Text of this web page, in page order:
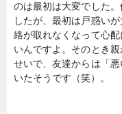
のは最初は大変でした
したが、最初は戸惑い
絡が取れなくなって心
いんですよ。そのとき
せいで、友達からは「
いたそうです（笑）。